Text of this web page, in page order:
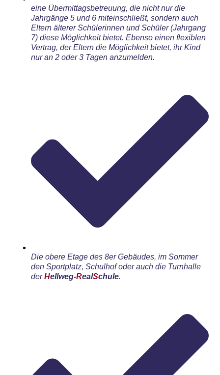
eine Übermittagsbetreuung, die nicht nur die
Jahrgänge 5 und 6 miteinschließt, sondern auch
Eltern älterer Schülerinnen und Schüler (Jahrgang
7) diese Möglichkeit bietet. Ebenso einen flexiblen
Vertrag, der Eltern die Möglichkeit bietet, ihr Kind
nur an 2 oder 3 Tagen anzumelden.
Die obere Etage des 8er Gebäudes, im Sommer
den Sportplatz, Schulhof oder auch die Turnhalle
derHellweg-RealSchule.